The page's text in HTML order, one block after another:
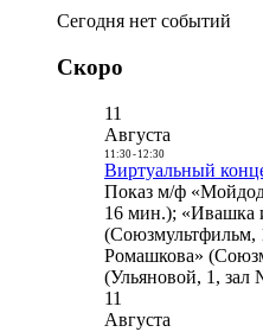
Сегодня нет событий
Скоро
11
Августа
11:30- 12:30
Виртуальный
Показ м/ф
16 мин.); «Ивашка
(Союзмультфильм,
Ромашкова»
(Ульяновой, 1, зал
11
Августа